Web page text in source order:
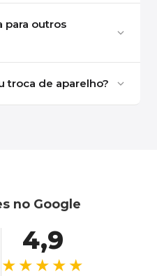
para outros
troca de aparelho?
no Google
4,9
★★★★★